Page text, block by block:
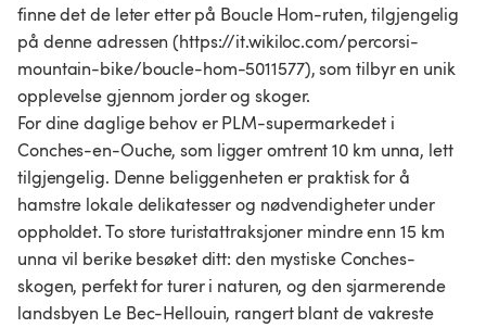
finne det de leter etter på Boucle Hom-ruten, tilgjengelig
på denne adressen (https://it.wikiloc.com/percorsi-
mountain-bike/boucle-hom-5011577), som tilbyr en unik
opplevelse gjennom jorder og skoger.
For dine daglige behov er PLM-supermarkedet i
Conches-en-Ouche, som ligger omtrent 10 km unna, lett
tilgjengelig. Denne beliggenheten er praktisk for å
hamstre lokale delikatesser og nødvendigheter under
oppholdet. To store turistattraksjoner mindre enn 15 km
unna vil berike besøket ditt: den mystiske Conches-
skogen, perfekt for turer i naturen, og den sjarmerende
landsbyen Le Bec-Hellouin, rangert blant de vakreste